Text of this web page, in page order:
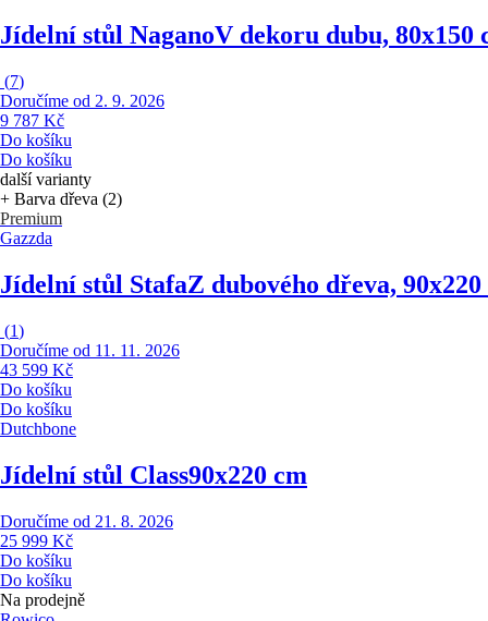
Jídelní stůl NaganoV dekoru dubu, 80x150
(7)
Doručíme od 2. 9. 2026
9 787 Kč
Do košíku
Do košíku
další varianty
+ Barva dřeva (2)
Premium
Gazzda
Jídelní stůl StafaZ dubového dřeva, 90x220
(1)
Doručíme od 11. 11. 2026
43 599 Kč
Do košíku
Do košíku
Dutchbone
Jídelní stůl Class90x220 cm
Doručíme od 21. 8. 2026
25 999 Kč
Do košíku
Do košíku
Na prodejně